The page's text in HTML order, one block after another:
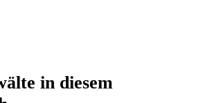
in diesem